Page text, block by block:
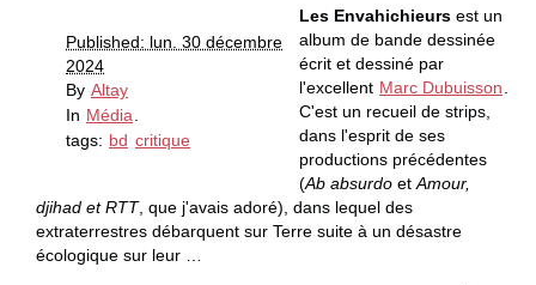
Published: lun. 30 décembre
2024
By Altay
In Média.
tags: bd critique
Les Envahichieurs est un
album de bande dessinée
écrit et dessiné par
l'excellent Marc Dubuisson.
C'est un recueil de strips,
dans l'esprit de ses
productions précédentes
(Ab absurdo etAmour,
djihad et RTT, que j'avais adoré), dans lequel des
extraterrestres débarquent sur Terre suite à un désastre
écologique sur leur …